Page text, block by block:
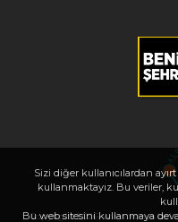
Copyright 2026,
Sizi diğer kullanıcılardan
kullanmaktayız. Bu veriler,
Bu web sitesini kullanmaya